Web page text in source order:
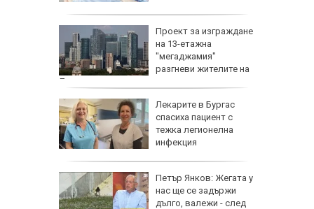
Проект за изграждане
на 13-етажна
"мегаджамия"
разгневи жителите на
Лондон
Лекарите в Бургас
спасиха пациент с
тежка легионелна
инфекция
Петър Янков: Жегата у
нас ще се задържи
дълго, валежи - след